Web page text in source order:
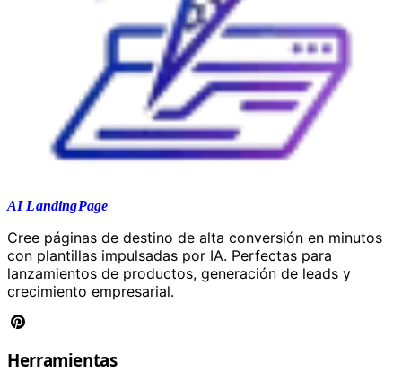
AI LandingPage
Cree páginas de destino de alta conversión en minutos
con plantillas impulsadas por IA. Perfectas para
lanzamientos de productos, generación de leads y
crecimiento empresarial.
Herramientas